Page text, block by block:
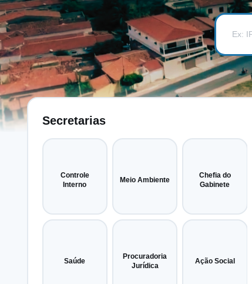
Secretarias
Controle
Interno
Meio Ambiente
Chefia do
Gabinete
Saúde
Procuradoria
Jurídica
Ação Social